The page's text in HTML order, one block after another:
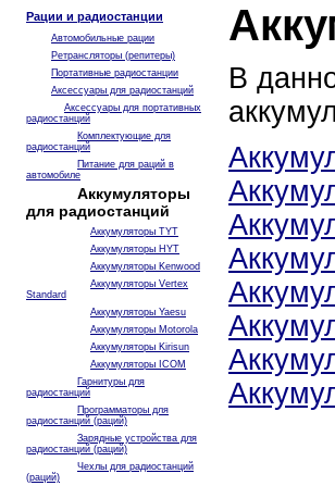
Рации и радиостанции
Автомобильные рации
Ретрансляторы (репитеры)
Портативные радиостанции
Аксессуары для радиостанций
Аксессуары для портативных
радиостанций
Комплектующие для
радиостанций
Питание для раций в
автомобиле
Аккумуляторы
для радиостанций
Аккумуляторы TYT
Аккумуляторы HYT
Аккумуляторы Kenwood
Аккумуляторы Vertex
Standard
Аккумуляторы Yaesu
Аккумуляторы Motorola
Аккумуляторы Kirisun
Аккумуляторы ICOM
Гарнитуры для
радиостанций
Программаторы для
радиостанций (раций)
Зарядные устройства для
радиостанций (раций)
Чехлы для радиостанций
(раций)
В